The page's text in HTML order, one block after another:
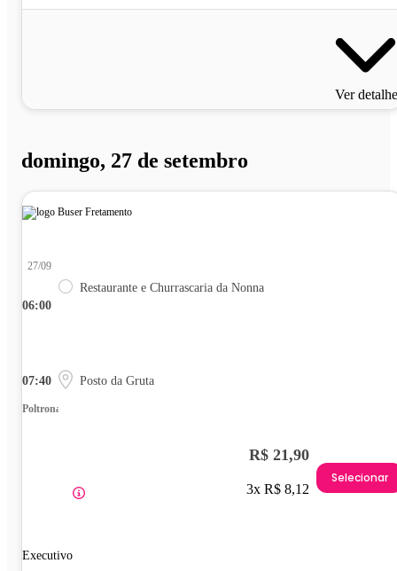
Ver
domingo, 27 de setembro
06:00
27/09
Restaurante e Churrascaria da Nonna
07:40 Posto da Gruta
Poltrona
Executivo
R$ 21,90
3x R$ 8,12
Selecionar